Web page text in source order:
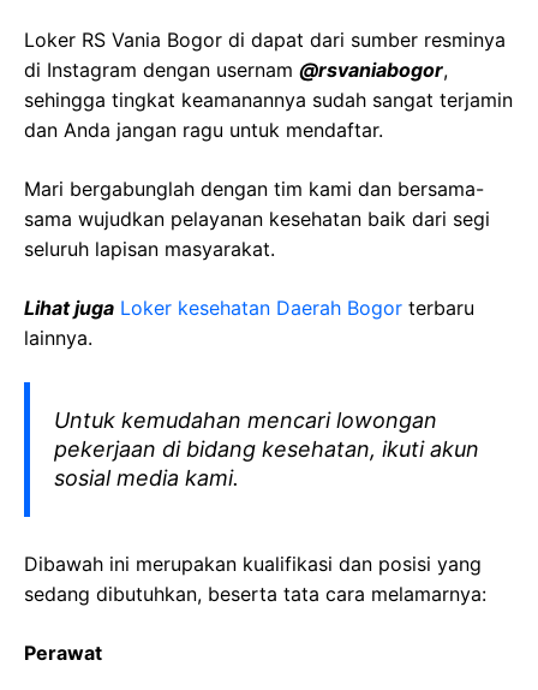
Loker RS Vania Bogor di dapat dari sumber resminya
di Instagram dengan usernam @rsvaniabogor,
sehingga tingkat keamanannya sudah sangat terjamin
dan Anda jangan ragu untuk mendaftar.
Mari bergabunglah dengan tim kami dan bersama-
sama wujudkan pelayanan kesehatan baik dari segi
seluruh lapisan masyarakat.
Lihat juga Loker kesehatan Daerah Bogor terbaru
lainnya.
Untuk kemudahan mencari lowongan
pekerjaan di bidang kesehatan, ikuti akun
sosial media kami.
Dibawah ini merupakan kualifikasi dan posisi yang
sedang dibutuhkan, beserta tata cara melamarnya:
Perawat